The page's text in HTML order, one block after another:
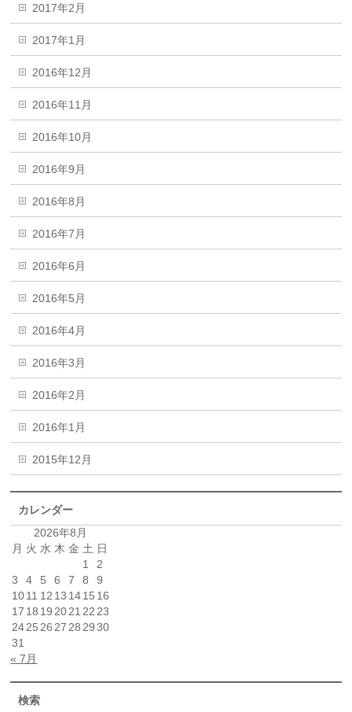
2017年2月
2017年1月
2016年12月
2016年11月
2016年10月
2016年9月
2016年8月
2016年7月
2016年6月
2016年5月
2016年4月
2016年3月
2016年2月
2016年1月
2015年12月
カレンダー
2026年8月
月 火 水 木 金 土 日
1
2
3
4 5 6 7 8
9
1011 12 13 1415 16
17 18 19 2021 22 23
2425 26 27 28 29 30
31
« 7月
検索